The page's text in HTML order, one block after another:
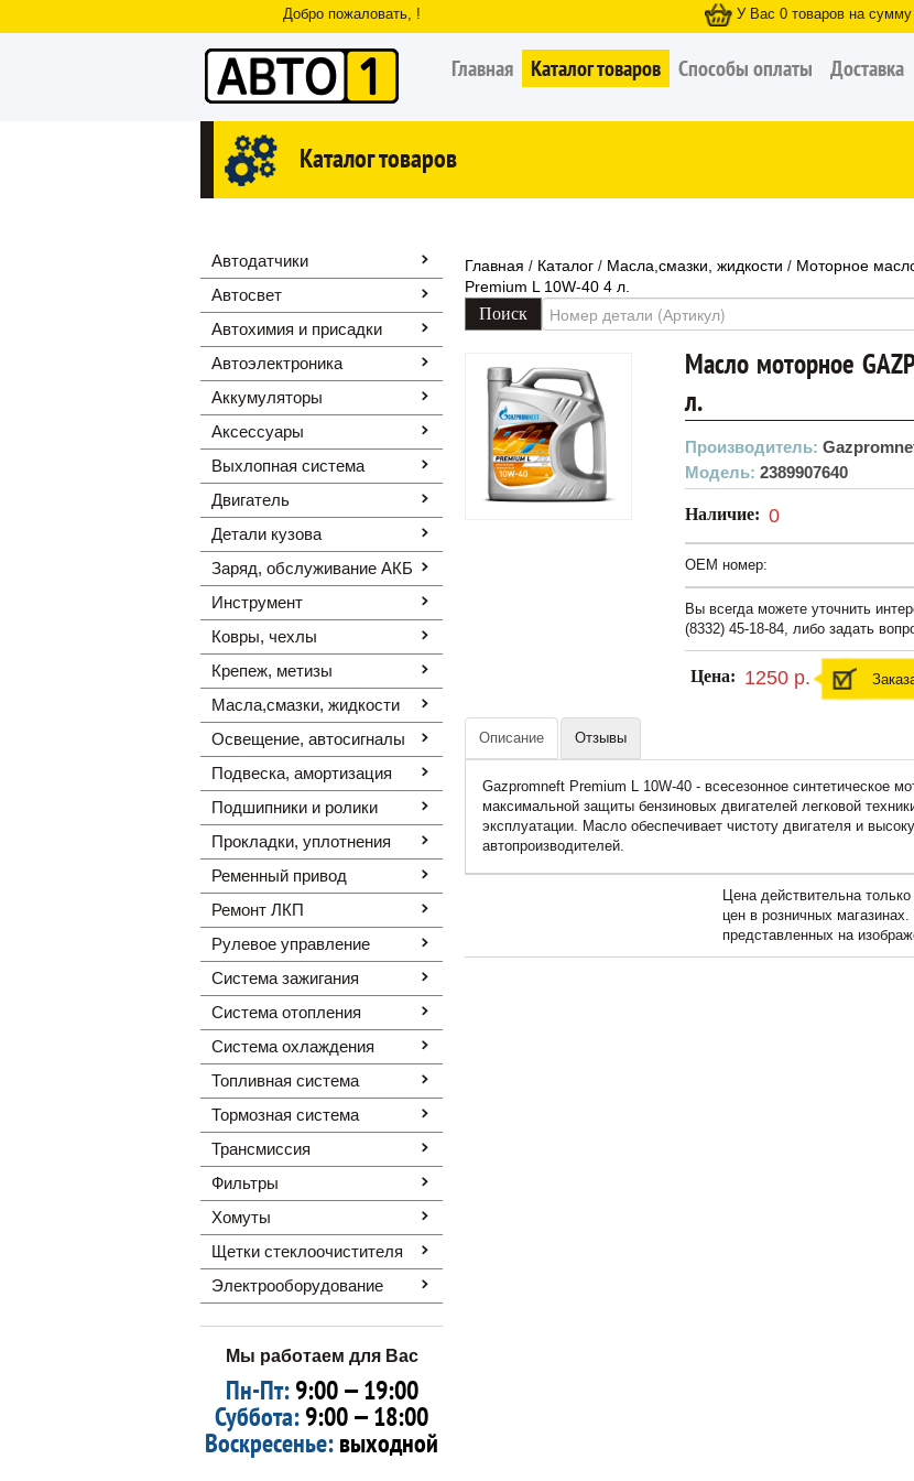
Добро пожаловать, ! У Вас 0 товаров на сумму
Главная Каталог товаров Способы оплаты Доставка
Каталог товаров
Автодатчики
Автосвет
Автохимия и присадки
Автоэлектроника
Аккумуляторы
Аксессуары
Выхлопная система
Двигатель
Детали кузова
Заряд, обслуживание АКБ
Инструмент
Ковры, чехлы
Крепеж, метизы
Масла,смазки, жидкости
Освещение, автоcигналы
Подвеска, амортизация
Подшипники и ролики
Прокладки, уплотнения
Ременный привод
Ремонт ЛКП
Рулевое управление
Система зажигания
Система отопления
Система охлаждения
Топливная система
Тормозная система
Трансмиссия
Фильтры
Хомуты
Щетки стеклоочистителя
Электрооборудование
Мы работаем для Вас
Пн-Пт:9:00 — 19:00
Суббота:9:00 — 18:00
Воскресенье:выходной
Главная / Каталог / Масла,смазки, жидкости / Моторное
Premium L 10W-40 4 л.
Масло моторное
л.
Производитель:
Модель: 2389907640
Наличие: 0
OEM номер:
Вы всегда можете уточнить
(8332) 45-18-84, либо задать
Цена: 1250 р.
Описание Отзывы
Gazpromneft Premium L 10W-40 - всесезонное синтетическое
максимальной защиты бензиновых двигателей легковой
эксплуатации. Масло обеспечивает чистоту двигателя и
автопроизводителей.
Цена действительна
цен в розничных
представленных на